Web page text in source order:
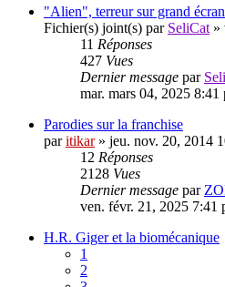
"Alien", terreur sur grand
Fichier(s) joint(s) par SeliCat»
11 Réponses
427 Vues
Dernier message par
mar. mars 04, 2025 8:41
Parodies sur la franchise
paritikar» jeu. nov. 20, 2014
12 Réponses
2128 Vues
Dernier message par
ven. févr. 21, 2025 7:41
H.R. Giger et la biomécanique
1
2